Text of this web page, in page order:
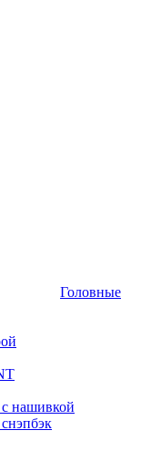
Головные
нашивкой